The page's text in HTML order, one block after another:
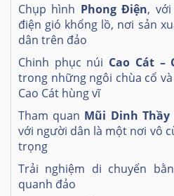
Chụp hình Phong Điện, với
điện gió khổng lồ, nơi sản
dân trên đảo
Chinh phục núi Cao Cát –
trong những ngôi chùa cổ
Cao Cát hùng vĩ
Tham quan Mũi Dinh Thầy
với người dân là một nơi vô
trọng
Trải nghiệm di chuyển
quanh đảo